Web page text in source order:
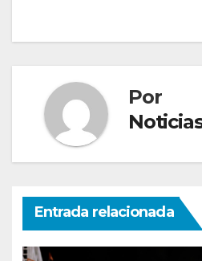
Por
Entrada relacionada